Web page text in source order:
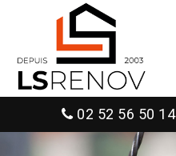
02 52 56 50 14